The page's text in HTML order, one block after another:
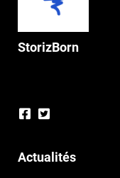
StorizBorn
Actualités